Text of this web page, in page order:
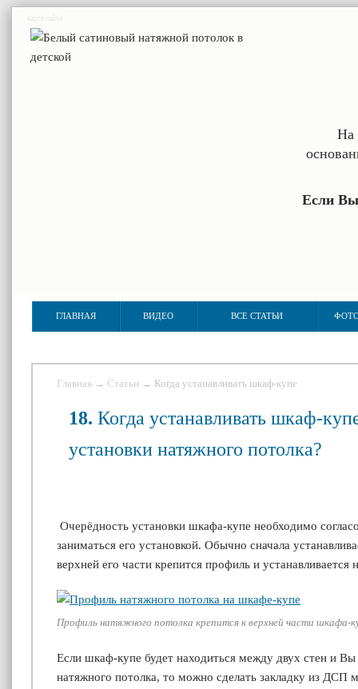
карта сайта
На
Если Вы
ГЛАВНАЯ ВИДЕО ВСЕ СТАТЬИ
Главная → Статьи → Когда устанавливать шкаф-купе
18. Когда устанавливать шкаф-
установки натяжного потолка?
Очерёдность установки шкафа-купе необходимо
заниматься его установкой. Обычно сначала
верхней его части крепится профиль и устанавливается
Профиль натяжного потолка крепится к верхней части шкафа-
Если шкаф-купе будет находиться между двух стен и Вы
натяжного потолка, то можно сделать закладку из ДСП